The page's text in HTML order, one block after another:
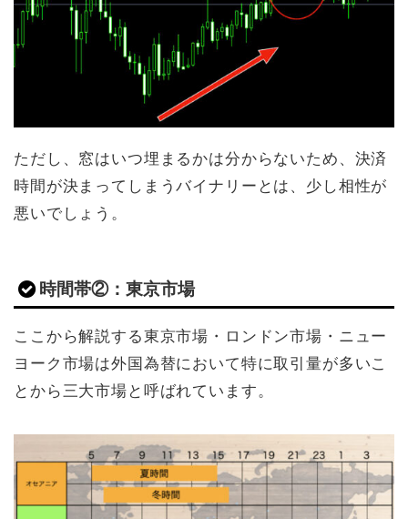
ただし、窓はいつ埋まるかは分からないため、決済
時間が決まってしまうバイナリーとは、少し相性が
悪いでしょう。
時間帯②：東京市場
ここから解説する東京市場・ロンドン市場・ニュー
ヨーク市場は外国為替において特に取引量が多いこ
とから三大市場と呼ばれています。